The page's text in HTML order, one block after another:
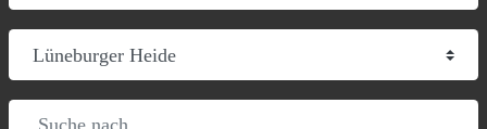
Region
Suche nach